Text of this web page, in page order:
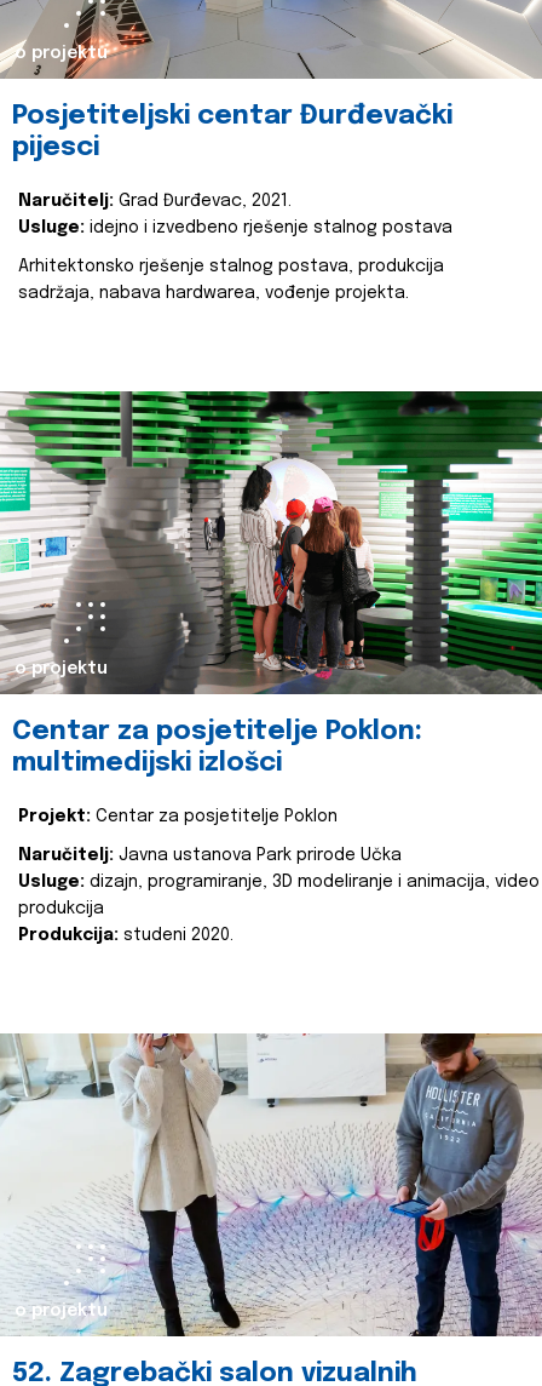
o projektu
Posjetiteljski centar Đurđevački
pijesci
Naručitelj: Grad Đurđevac, 2021.
Usluge: idejno i izvedbeno rješenje stalnog postava
Arhitektonsko rješenje stalnog postava, produkcija
sadržaja, nabava hardwarea, vođenje projekta.
o projektu
Centar za posjetitelje Poklon:
multimedijski izlošci
Projekt: Centar za posjetitelje Poklon
Naručitelj: Javna ustanova Park prirode Učka
Usluge: dizajn, programiranje, 3D modeliranje i animacija, video
produkcija
Produkcija: studeni 2020.
o projektu
52. Zagrebački salon vizualnih